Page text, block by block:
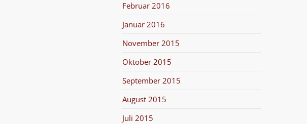
Februar 2016
Januar 2016
November 2015
Oktober 2015
September 2015
August 2015
Juli 2015